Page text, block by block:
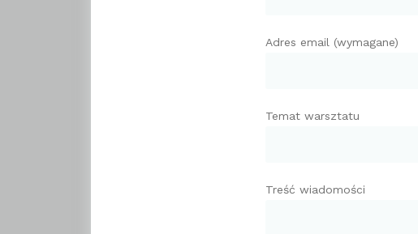
Adres email (wymagane)
Temat warsztatu
Treść wiadomości